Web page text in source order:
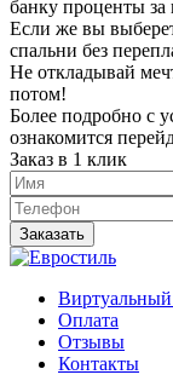
банку проценты за
Если же вы
спальни без
Не откладывай
потом!
Более подробно с
ознакомится
Заказ в 1 клик
Заказать
Виртуальный
Оплата
Отзывы
Контакты